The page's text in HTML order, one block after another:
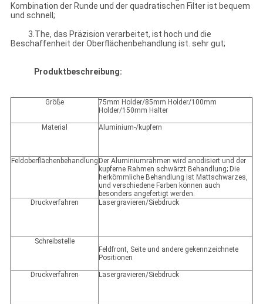
Kombination der Runde und der quadratischen Filter ist bequem
und schnell;
3.The, das Präzision verarbeitet, ist hoch und die
Beschaffenheit der Oberflächenbehandlung ist. sehr gut;
Produktbeschreibung:
Größe
75mm Holder/85mm Holder/100mm
Holder/150mm Halter
Material Aluminium-/kupfern
Feldoberflächenbehandlung Der Aluminiumrahmen wird anodisiert und der
kupferne Rahmen schwärzt Behandlung; Die
herkömmliche Behandlung ist Mattschwarzes,
und verschiedene Farben können auch
besonders angefertigt werden.
Druckverfahren
Lasergravieren/Siebdruck
Schreibstelle
Feldfront, Seite und andere gekennzeichnete
Positionen
Druckverfahren Lasergravieren/Siebdruck